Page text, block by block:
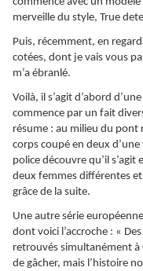
merveille du style, True
Puis, récemment, en
cotées, dont je vais vous
m’a ébranlé.
Voilà, il s’agit d’abord
commence par un fait
résume : au milieu du pont
corps coupé en deux
police découvre qu’il
deux femmes différentes
grâce de la suite.
Une autre série
dont voici l’accroche : «
retrouvés simultanément à
de gâcher, mais l’histoire